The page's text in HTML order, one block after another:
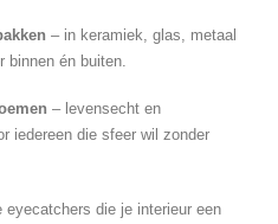
– in keramiek, glas, metaal
binnen én buiten.
– levensecht en
iedereen die sfeer wil zonder
eyecatchers die je interieur een